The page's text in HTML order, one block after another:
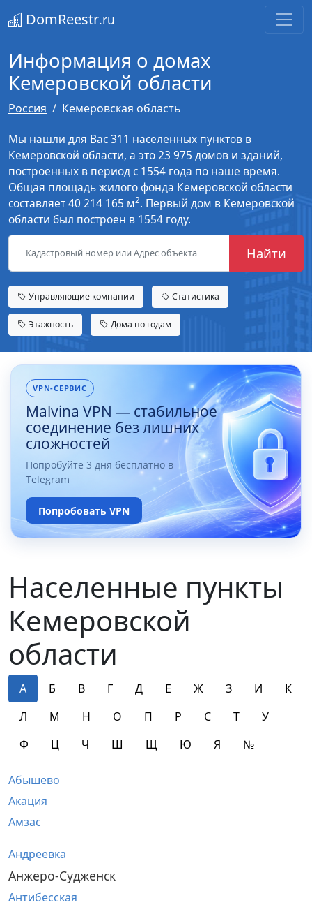
DomReestr.ru
Информация о домах
Кемеровской области
Россия
Кемеровская область
Мы нашли для Вас 311 населенных пунктов в
Кемеровской области, а это 23 975 домов и зданий,
построенных в период с 1554 года по наше время.
Общая площадь жилого фонда Кемеровской области
составляет 40 214 165 м2. Первый дом в Кемеровской
области был построен в 1554 году.
Найти
Управляющие компании Статистика
Этажность Дома по годам
VPN-СЕРВИС
Malvina VPN — стабильное
соединение без лишних
сложностей
Попробуйте 3 дня бесплатно в
Telegram
Попробовать VPN
Населенные пункты
Кемеровской
области
А Б В Г Д Е Ж З И
К
Л
М Н О П Р С Т
У
Ф
Ц Ч Ш Щ Ю Я №
Абышево
Акация
Амзас
Андреевка
Анжеро-Судженск
Антибесская